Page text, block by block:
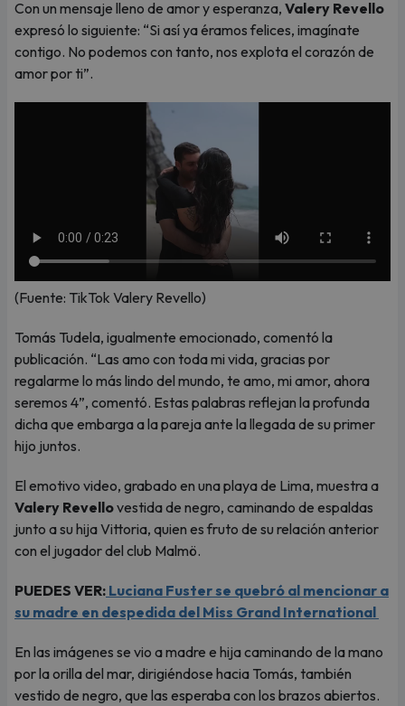
Con un mensaje lleno de amor y esperanza, Valery Revello
expresó lo siguiente: “Si así ya éramos felices, imagínate
contigo. No podemos con tanto, nos explota el corazón de
amor por ti”.
(Fuente: TikTok Valery Revello)
Tomás Tudela, igualmente emocionado, comentó la
publicación. “Las amo con toda mi vida, gracias por
regalarme lo más lindo del mundo, te amo, mi amor, ahora
seremos 4”, comentó. Estas palabras reflejan la profunda
dicha que embarga a la pareja ante la llegada de su primer
hijo juntos.
El emotivo video, grabado en una playa de Lima, muestra a
Valery Revellovestida de negro, caminando de espaldas
junto a su hija Vittoria, quien es fruto de su relación anterior
con el jugador del club Malmö.
PUEDES VER: Luciana Fuster se quebró al mencionar a
su madre en despedida del Miss Grand International
En las imágenes se vio a madre e hija caminando de la mano
por la orilla del mar, dirigiéndose hacia Tomás, también
vestido de negro, que las esperaba con los brazos abiertos.